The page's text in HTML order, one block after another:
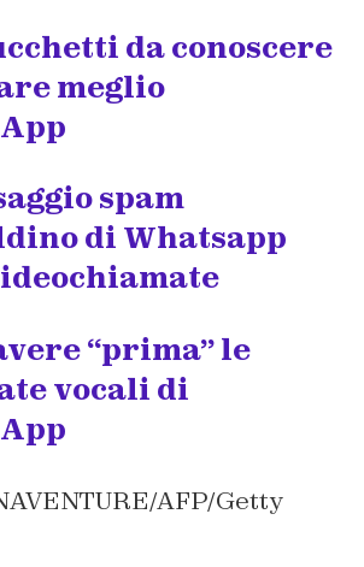
da conoscere
meglio
spam
di Whatsapp
“prima” le
vocali di
AFP/Getty